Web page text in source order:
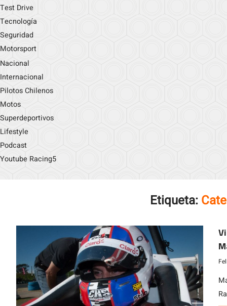
Test Drive
Tecnología
Seguridad
Motorsport
Nacional
Internacional
Pilotos Chilenos
Motos
Superdeportivos
Lifestyle
Podcast
Youtube Racing5
Etiqueta: